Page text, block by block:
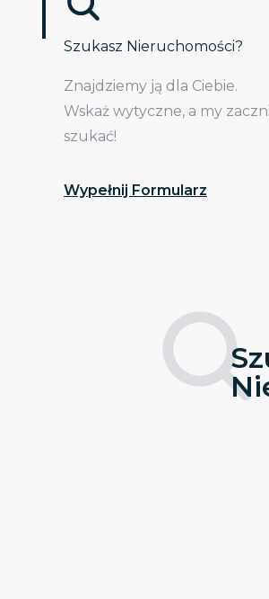
Szukasz Nieruchomości?
Znajdziemy ją dla Ciebie.
Wskaż wytyczne, a my
szukać!
Wypełnij Formularz